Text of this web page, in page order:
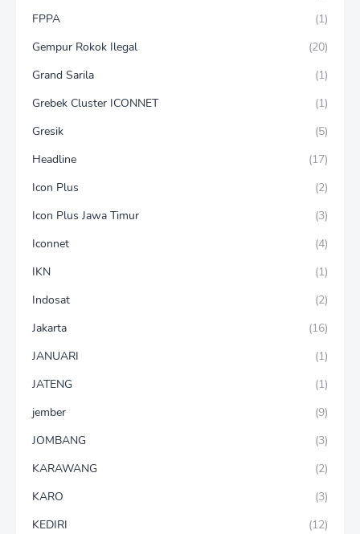
FPPA
(1)
Gempur Rokok Ilegal
(20)
Grand Sarila
(1)
Grebek Cluster ICONNET
(1)
Gresik
(5)
Headline
(17)
Icon Plus
(2)
Icon Plus Jawa Timur
(3)
Iconnet
(4)
IKN
(1)
Indosat
(2)
Jakarta
(16)
JANUARI
(1)
JATENG
(1)
jember
(9)
JOMBANG
(3)
KARAWANG
(2)
KARO
(3)
KEDIRI
(12)